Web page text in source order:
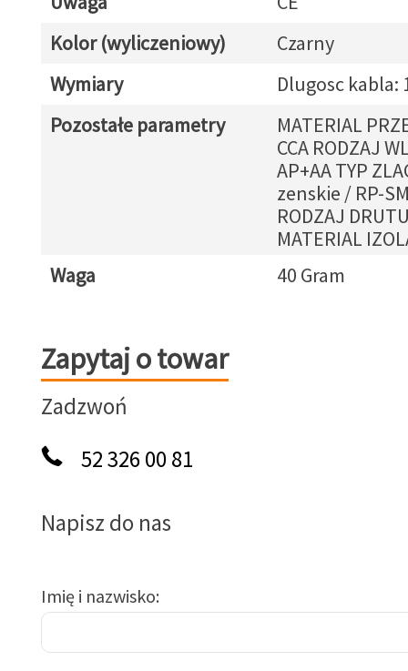
Kolor (wyliczeniowy)
Czarny
Wymiary
Dlugosc kabla:
Pozostałe parametry
MATERIAL
CCA RODZAJ
AP+AA TYP
zenskie / RP-
RODZAJ
MATERIAL
Waga
40 Gram
Zapytaj o towar
Zapytaj o towar
Zadzwoń
52 326 00 81
Napisz do nas
Imię i nazwisko